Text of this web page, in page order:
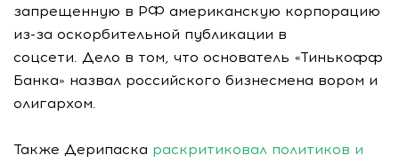
запрещенную в РФ американскую корпорацию
из-за оскорбительной публикации в
соцсети. Дело в том, что основатель «Тинькофф
Банка» назвал российского бизнесмена вором и
олигархом.
Также Дерипаска раскритиковал политиков и